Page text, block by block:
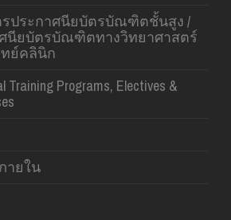
ประกาศนียบัตรบัณฑิตชั้นสูง /
นียบัตรบัณฑิตทางวิทยาศาสตร์
ย์คลินิก
Training Programs, Electives &
ายใน